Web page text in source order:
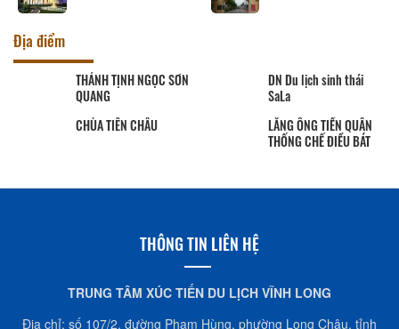
Địa điểm
DN Du lịch sinh thái
SaLa
LĂNG ÔNG TIỀN QUÂN
CHÙA PHƯỚC HẬU
Út Trinh
THÔNG TIN LIÊN HỆ